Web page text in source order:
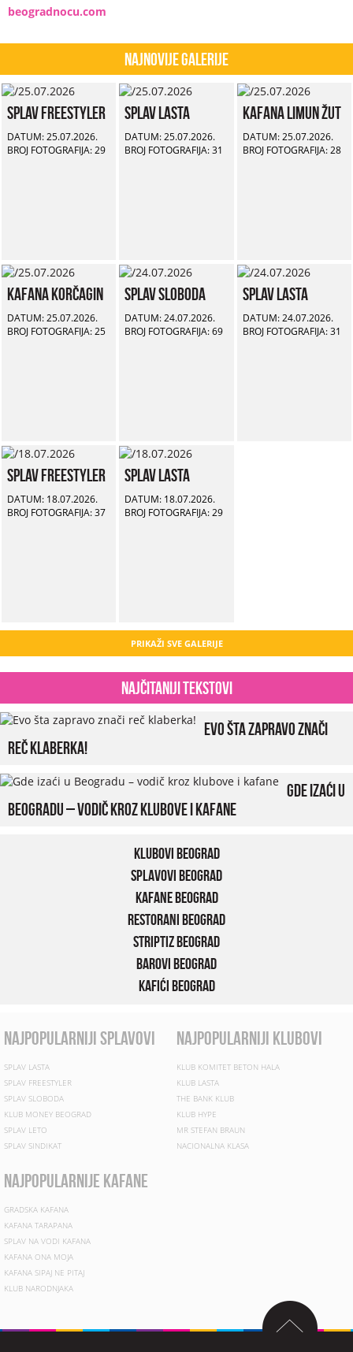
beogradnocu.com
Najnovije Galerije
Splav Freestyler
DATUM: 25.07.2026.
BROJ FOTOGRAFIJA: 29
Splav Lasta
DATUM: 25.07.2026.
BROJ FOTOGRAFIJA: 31
Kafana Limun Žut
DATUM: 25.07.2026.
BROJ FOTOGRAFIJA: 28
Kafana Korčagin
DATUM: 25.07.2026.
BROJ FOTOGRAFIJA: 25
Splav Sloboda
DATUM: 24.07.2026.
BROJ FOTOGRAFIJA: 69
Splav Lasta
DATUM: 24.07.2026.
BROJ FOTOGRAFIJA: 31
Splav Freestyler
DATUM: 18.07.2026.
BROJ FOTOGRAFIJA: 37
Splav Lasta
DATUM: 18.07.2026.
BROJ FOTOGRAFIJA: 29
PRIKAŽI SVE GALERIJE
Najčitaniji tekstovi
Evo šta zapravo znači
reč klaberka!
Gde izaći u
Beogradu – vodič kroz klubove i kafane
Klubovi Beograd
Splavovi Beograd
Kafane Beograd
Restorani Beograd
Striptiz Beograd
Barovi Beograd
Kafići Beograd
najpopularniji splavovi
SPLAV LASTA
SPLAV FREESTYLER
SPLAV SLOBODA
KLUB MONEY BEOGRAD
SPLAV LETO
SPLAV SINDIKAT
najpopularniji klubovi
KLUB KOMITET BETON HALA
KLUB LASTA
THE BANK KLUB
KLUB HYPE
MR STEFAN BRAUN
NACIONALNA KLASA
najpopularnije kafane
GRADSKA KAFANA
KAFANA TARAPANA
SPLAV NA VODI KAFANA
KAFANA ONA MOJA
KAFANA SIPAJ NE PITAJ
KLUB NARODNJAKA